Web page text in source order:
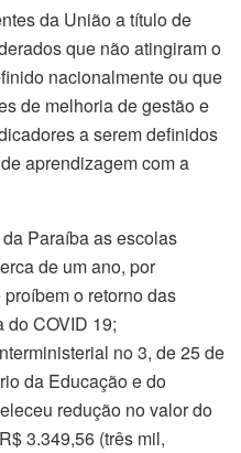
da União a título de
que não atingiram o
nacionalmente ou que
de melhoria de gestão e
a serem definidos
aprendizagem com a
Paraíba as escolas
de um ano, por
o retorno das
do COVID 19;
no 3, de 25 de
da Educação e do
redução no valor do
3.349,56 (três mil,